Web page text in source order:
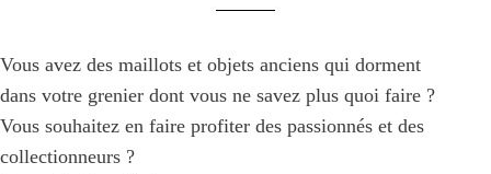
Vous avez des maillots et objets anciens qui dorment
dans votre grenier dont vous ne savez plus quoi faire ?
Vous souhaitez en faire profiter des passionnés et des
collectionneurs ?